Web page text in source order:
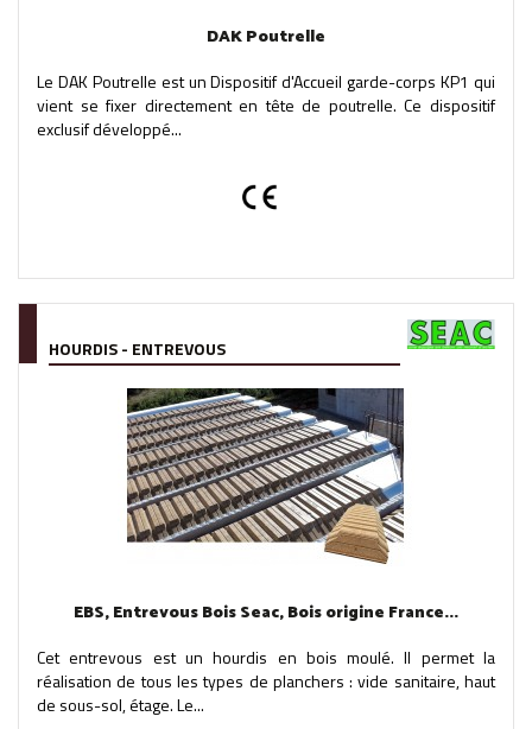
DAK Poutrelle
Le DAK Poutrelle est un Dispositif d'Accueil garde-corps KP1 qui
vient se fixer directement en tête de poutrelle. Ce dispositif
exclusif développé...
HOURDIS - ENTREVOUS
EBS, Entrevous Bois Seac, Bois origine France...
Cet entrevous est un hourdis en bois moulé. Il permet la
réalisation de tous les types de planchers : vide sanitaire, haut
de sous-sol, étage. Le...